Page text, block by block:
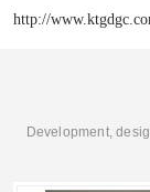
http://
Development,